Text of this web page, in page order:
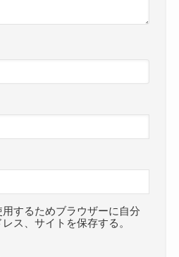
するためブラウザーに自分
ス、サイトを保存する。